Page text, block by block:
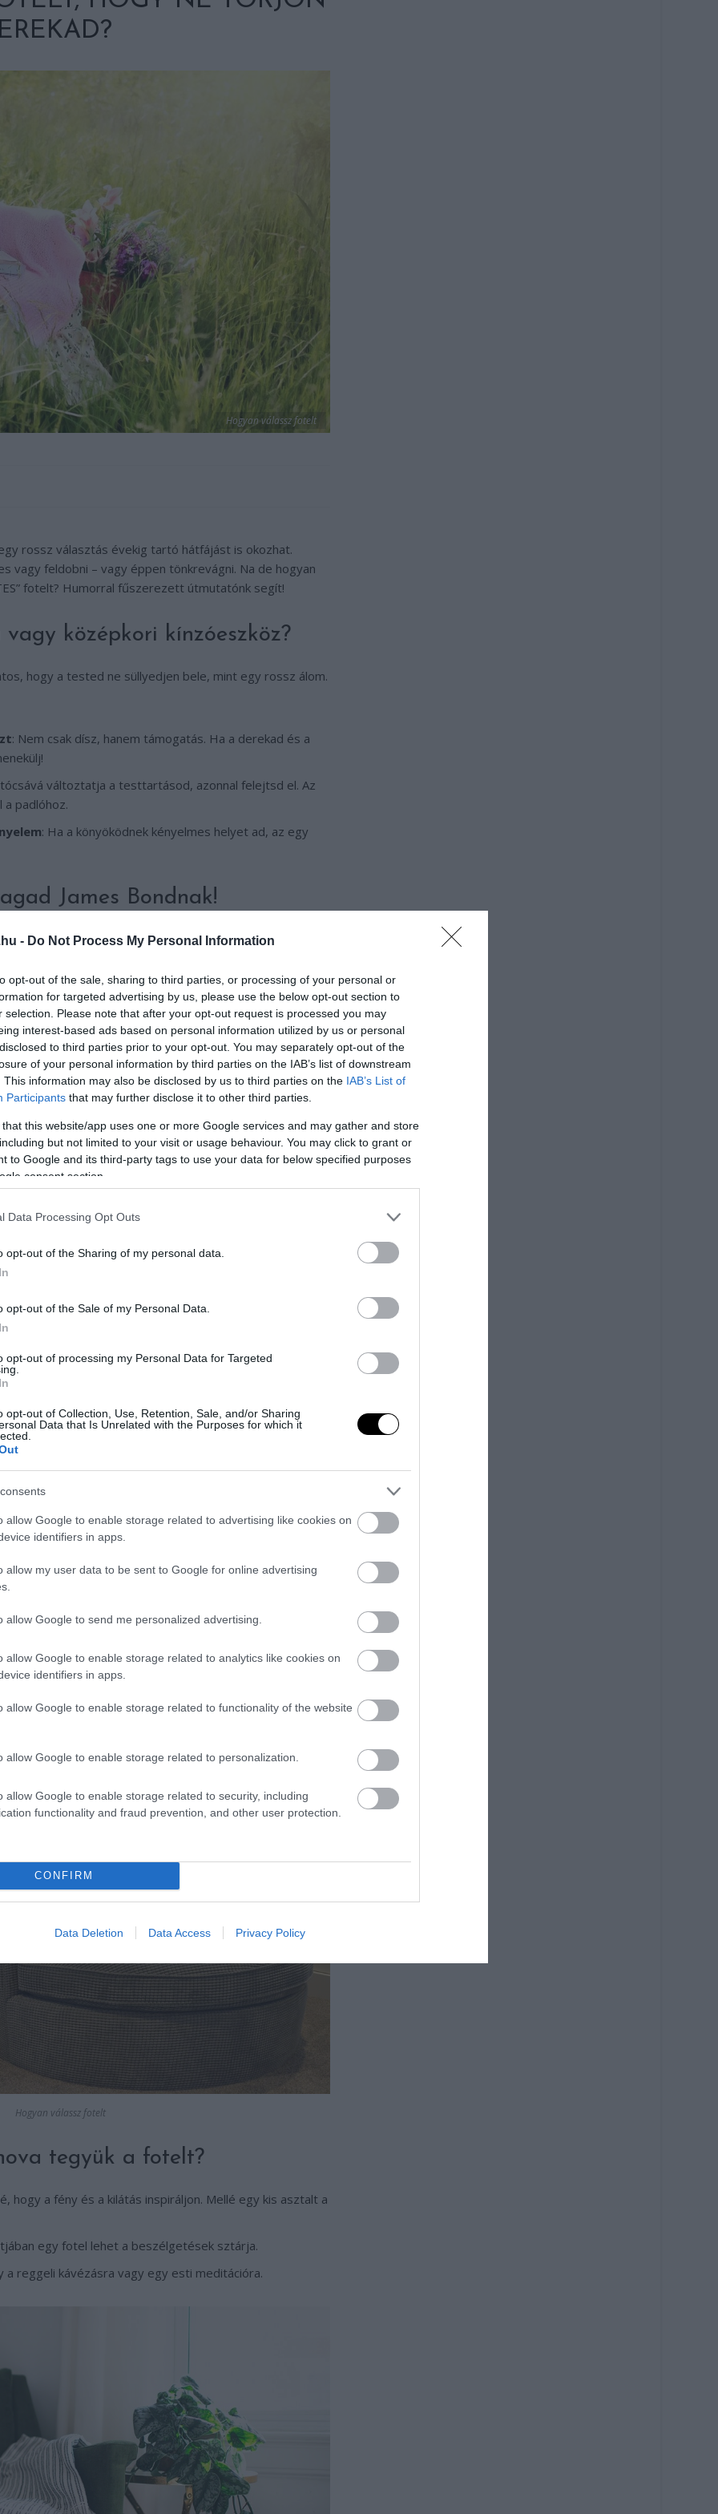
- Do Not Process My Personal Information
opt-out of the sale, sharing to third parties, or processing of your personal or
for targeted advertising by us, please use the below opt-out section to
selection. Please note that after your opt-out request is processed you may
interest-based ads based on personal information utilized by us or personal
to third parties prior to your opt-out. You may separately opt-out of the
of your personal information by third parties on the IAB’s list of downstream
This information may also be disclosed by us to third parties on the IAB’s List of
Participants that may further disclose it to other third parties.
that this website/app uses one or more Google services and may gather and store
but not limited to your visit or usage behaviour. You may click to grant or
to Google and its third-party tags to use your data for below specified purposes
consent section.
Data Processing Opt Outs
opt-out of the Sharing of my personal data.
opt-out of the Sale of my Personal Data.
opt-out of processing my Personal Data for Targeted
opt-out of Collection, Use, Retention, Sale, and/or Sharing
Data that Is Unrelated with the Purposes for which it
allow Google to enable storage related to advertising like cookies on
identifiers in apps.
allow my user data to be sent to Google for online advertising
allow Google to send me personalized advertising.
allow Google to enable storage related to analytics like cookies on
identifiers in apps.
allow Google to enable storage related to functionality of the website
allow Google to enable storage related to personalization.
allow Google to enable storage related to security, including
functionality and fraud prevention, and other user protection.
CONFIRM
Data Deletion Data Access Privacy Policy
Hogyan válassz fotelt
rossz választás évekig tartó hátfájást is okozhat.
vagy feldobni – vagy éppen tönkrevágni. Na de hogyan
fotelt? Humorral fűszerezett útmutatónk segít!
vagy középkori kínzóeszköz?
hogy a tested ne süllyedjen bele, mint egy rossz álom.
: Nem csak dísz, hanem támogatás. Ha a derekad és a
változtatja a testtartásod, azonnal felejtsd el. Az
a padlóhoz.
: Ha a könyöködnek kényelmes helyet ad, az egy
James Bondnak!
ki is kell próbálnod! Ülj bele, hintázz, tedd keresztbe a
modelled. A jelszó: csak lazán!
Hogyan válassz fotelt
is imádni fog (vagy
rádtapad, mint egy rossz film. A textil puha, de
nehogy a fotel legyen a veszted.
vagy egy macskád, aki imád karmolni, a műanyag
ki miatta a nappaliból
de nem biztos, hogy el fog férni a lakásodban. Kérdezd
Hogyan válassz fotelt
tegyük a fotelt?
hogy a fény és a kilátás inspiráljon. Mellé egy kis asztalt a
egy fotel lehet a beszélgetések sztárja.
a reggeli kávézásra vagy egy esti meditációra.